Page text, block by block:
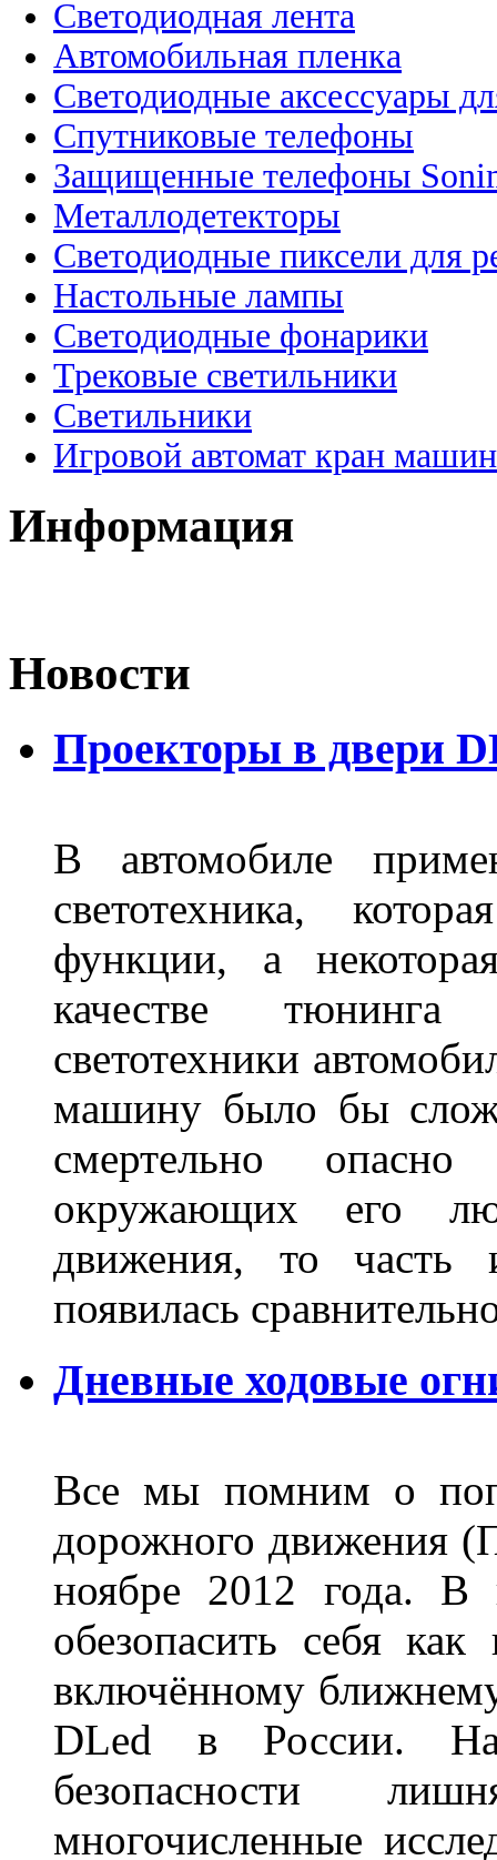
Светодиодная лента
Автомобильная пленка
Светодиодные аксессуары
Спутниковые телефоны
Защищенные телефоны
Металлодетекторы
Светодиодные пиксели для
Настольные лампы
Светодиодные фонарики
Трековые светильники
Светильники
Игровой автомат кран
Информация
Новости
Проекторы в двери
В автомобиле
светотехника,
функции, а
качестве
светотехники
машину было бы
смертельно
окружающих его
движения, то часть
появилась
Дневные ходовые
Все мы помним о
дорожного движения
ноябре 2012 года.
обезопасить себя
включённому
DLed в России.
безопасности
многочисленные